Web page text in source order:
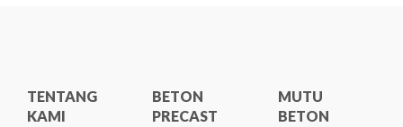
TENTANG
KAMI
BETON
PRECAST
MUTU
BETON